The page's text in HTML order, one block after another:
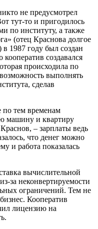
не предусмотрел
тут-то и пригодилось
по институту, а также
(отец Краснова долгое
1987 году был создан
создавался
происходила по
выполнять
сделав
по тем временам
машину и квартиру
– зарплаты ведь
что денег можно
и работа показалась
вычислительной
за неконвертируемости
ограничений. Тем не
Кооператив
лицензию на